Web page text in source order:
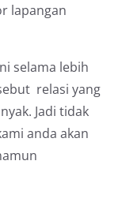
lapangan
selama lebih
relasi yang
Jadi tidak
anda akan